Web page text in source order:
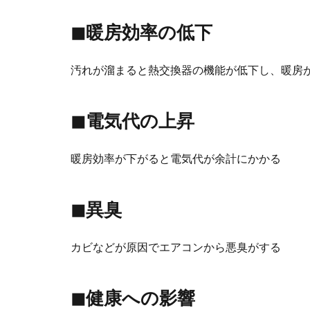
◼︎暖房効率の低下
汚れが溜まると熱交換器の機能が低下し、暖房
◼︎電気代の上昇
暖房効率が下がると電気代が余計にかかる
◼︎異臭
カビなどが原因でエアコンから悪臭がする
◼︎健康への影響